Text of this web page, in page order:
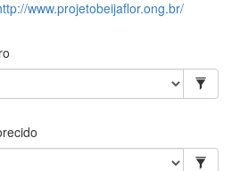
www.projetobeijaflor.ong.br/